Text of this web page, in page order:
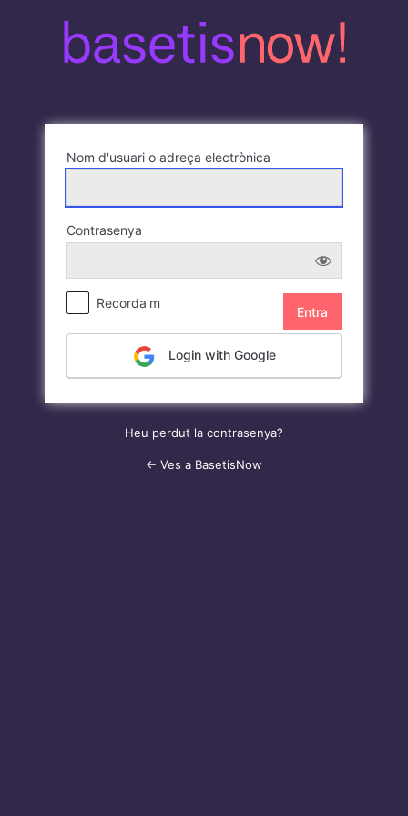
Nom d'usuari o adreça electrònica
Contrasenya
Recorda'm
Login with Google
Heu perdut la contrasenya?
← Ves a BasetisNow